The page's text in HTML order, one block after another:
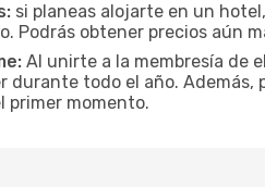
si planeas alojarte en un
Podrás obtener precios aún
Al unirte a la membresía de
durante todo el año.
primer momento.